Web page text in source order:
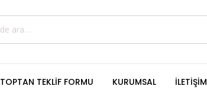
TOPTAN TEKLİF FORMU KURUMSAL İLETİŞİM